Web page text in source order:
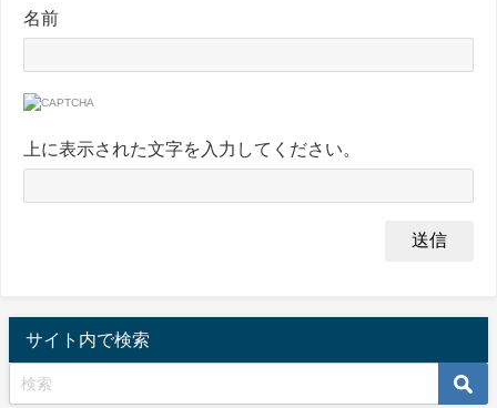
名前
上に表示された文字を入力してください。
サイト内で検索